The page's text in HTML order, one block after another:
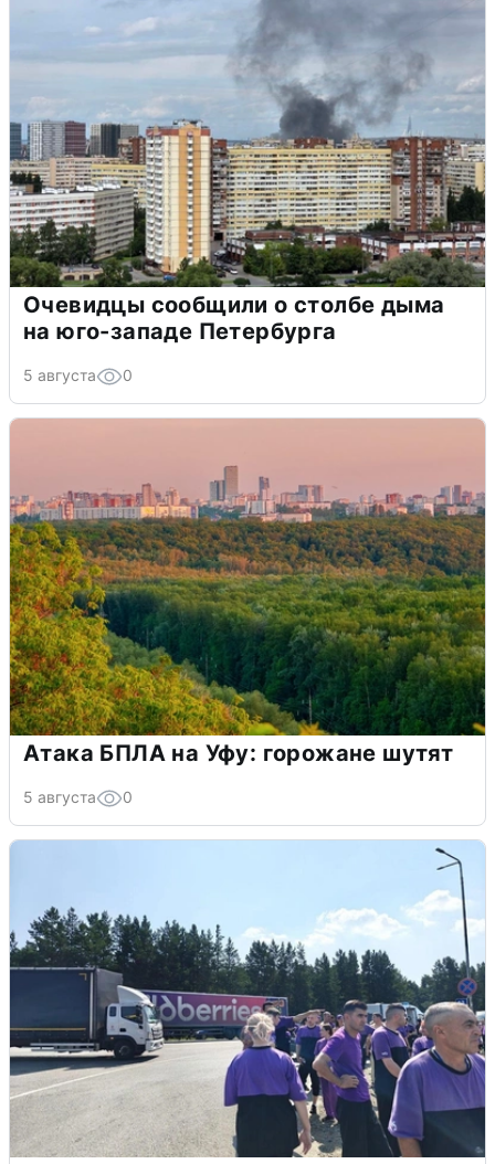
Очевидцы сообщили о столбе дыма
на юго-западе Петербурга
5 августа 0
Атака БПЛА на Уфу: горожане шутят
5 августа 0